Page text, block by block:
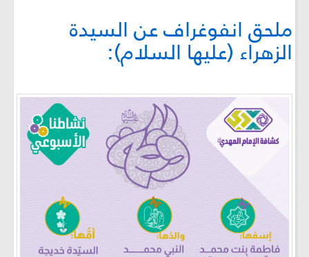
ملحق انفوغراف عن السيدة
الزهراء (عليها السلام):